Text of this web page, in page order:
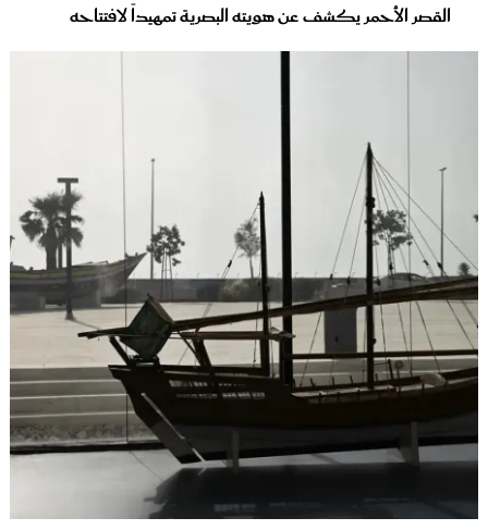
القصر الأحمر يكشف عن هويته البصرية تمهيداً لافتتاحه